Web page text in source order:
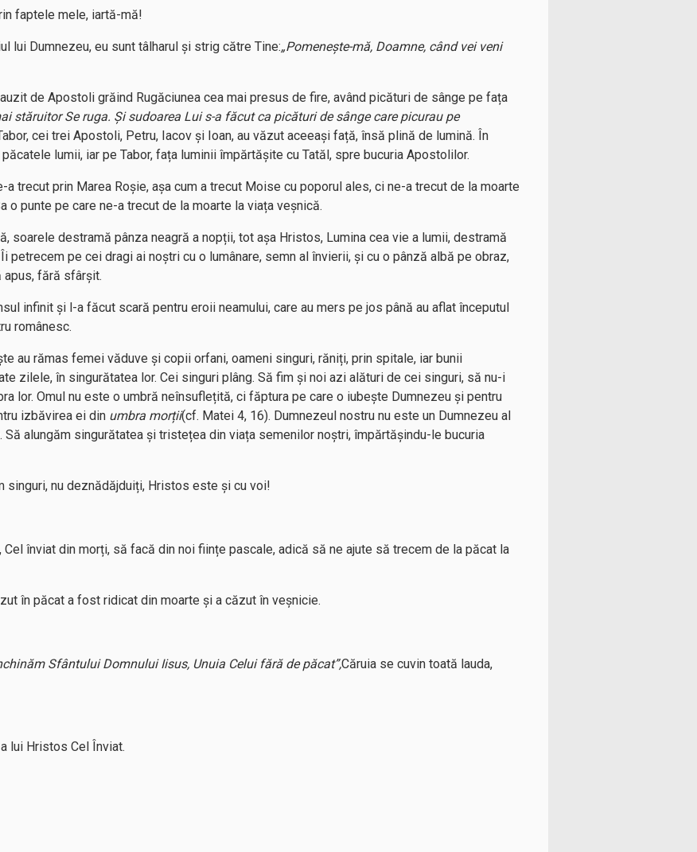
faptele mele, iartă-mă!
lui Dumnezeu, eu sunt tâlharul și strig către Tine:„Pomenește-mă, Doamne, când vei veni
de Apostoli grăind Rugăciunea cea mai presus de fire, având picături de sânge pe fața
stăruitor Se ruga. Și sudoarea Lui s-a făcut ca picături de sânge care picurau pe
cei trei Apostoli, Petru, Iacov și Ioan, au văzut aceeași față, însă plină de lumină. În
lumii, iar pe Tabor, fața luminii împărtășite cu Tatăl, spre bucuria Apostolilor.
trecut prin Marea Roșie, așa cum a trecut Moise cu poporul ales, ci ne-a trecut de la moarte
o punte pe care ne-a trecut de la moarte la viața veșnică.
soarele destramă pânza neagră a nopții, tot așa Hristos, Lumina cea vie a lumii, destramă
petrecem pe cei dragi ai noștri cu o lumânare, semn al învierii, și cu o pânză albă pe obraz,
apus, fără sfârșit.
infinit și l-a făcut scară pentru eroii neamului, care au mers pe jos până au aflat începutul
românesc.
au rămas femei văduve și copii orfani, oameni singuri, răniți, prin spitale, iar bunii
zilele, în singurătatea lor. Cei singuri plâng. Să fim și noi azi alături de cei singuri, să nu-i
lor. Omul nu este o umbră neînsuflețită, ci făptura pe care o iubește Dumnezeu și pentru
izbăvirea ei din umbra morții(cf. Matei 4, 16). Dumnezeul nostru nu este un Dumnezeu al
Să alungăm singurătatea și tristețea din viața semenilor noștri, împărtășindu-le bucuria
singuri, nu deznădăjduiți, Hristos este și cu voi!
înviat din morți, să facă din noi ființe pascale, adică să ne ajute să trecem de la păcat la
în păcat a fost ridicat din moarte și a căzut în veșnicie.
Sfântului Domnului Iisus, Unuia Celui fără de păcat”,Căruia se cuvin toată lauda,
lui Hristos Cel Înviat.